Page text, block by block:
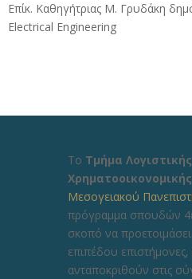
Επίκ. Καθηγήτριας Μ. Γρυδάκη
Electrical Engineering
Το Τμήμα
Χρηματοοικονομικής
Μεσογειακού
πρόγραμμα σπουδών
σκοπό να
επιπέδου
ανταποκριθούν στις